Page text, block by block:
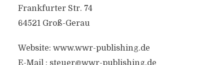
Frankfurter Str. 74
64521 Groß-Gerau
Website: www.wwr-publishing.de
E-Mail : steuer@wwr-publishing.de